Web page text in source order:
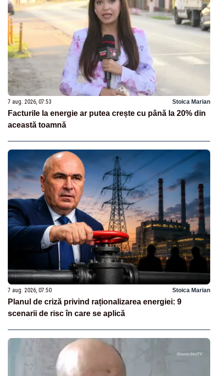
7 aug. 2026, 07:53 Stoica Marian
Facturile la energie ar putea crește cu până la 20% din
această toamnă
7 aug. 2026, 07:50 Stoica Marian
Planul de criză privind raționalizarea energiei: 9
scenarii de risc în care se aplică